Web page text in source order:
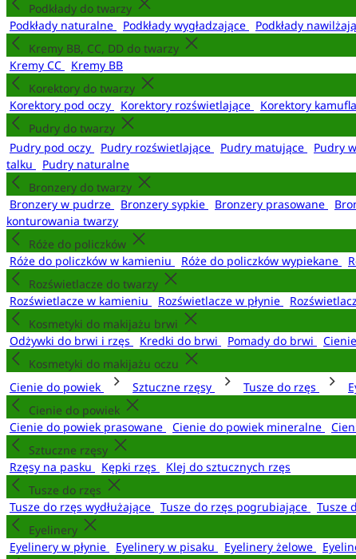
Podkłady do twarzy
Podkłady naturalne
Podkłady wygładzające Podkłady
Kremy BB, CC, DD do twarzy
Kremy CC
Kremy BB
Korektory do twarzy
Korektory pod oczy
Korektory rozświetlające Korektory
Pudry do twarzy
Pudry pod oczy
Pudry rozświetlające Pudry matujące Pudry
talku
Pudry naturalne
Bronzery do twarzy
Bronzery w pudrze
Bronzery sypkie Bronzery prasowane
konturowania twarzy
Róże do policzków
Róże do policzków w kamieniu
Róże do policzków wypiekane
Rozświetlacze do twarzy
Rozświetlacze w kamieniu
Rozświetlacze w płynie
Kosmetyki do makijażu brwi
Odżywki do brwi i rzęs
Kredki do brwi Pomady do brwi
Kosmetyki do makijażu oczu
Cienie do powiek
Sztuczne rzęsy Tusze do rzęs
Cienie do powiek
Cienie do powiek prasowane
Cienie do powiek mineralne
Sztuczne rzęsy
Rzęsy na pasku
Kępki rzęs
Klej do sztucznych rzęs
Tusze do rzęs
Tusze do rzęs wydłużające
Tusze do rzęs pogrubiające Tusze
Eyelinery
Eyelinery w płynie
Eyelinery w pisaku Eyelinery żelowe